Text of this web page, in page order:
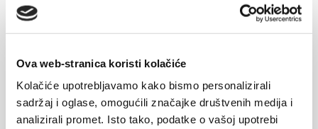
Ova web-stranica koristi kolačiće
Kolačiće upotrebljavamo kako bismo personalizirali
sadržaj i oglase, omogućili značajke društvenih medija i
analizirali promet. Isto tako, podatke o vašoj upotrebi
hrvatska sorta koja u posljednje vrijeme zaokuplja
Zinfandel imaju identičan genetski profil, odnosno
da se radi o istoj sorti vina što je pomoglo u...